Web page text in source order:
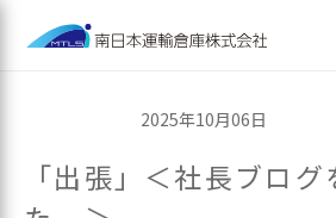
2025年10月06日
「出張」＜社長ブロ